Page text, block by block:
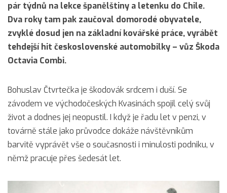
pár týdnů na lekce španělštiny a letenku do Chile.
Dva roky tam pak zaučoval domorodé obyvatele,
zvyklé dosud jen na základní kovářské práce, vyrábět
tehdejší hit československé automobilky – vůz Škoda
Octavia Combi.
Bohuslav Čtvrtečka je škodovák srdcem i duší. Se
závodem ve východočeských Kvasinách spojil celý svůj
život a dodnes jej neopustil. I když je řadu let v penzi, v
továrně stále jako průvodce dokáže návštěvníkům
barvitě vyprávět vše o současnosti i minulosti podniku, v
němž pracuje přes šedesát let.